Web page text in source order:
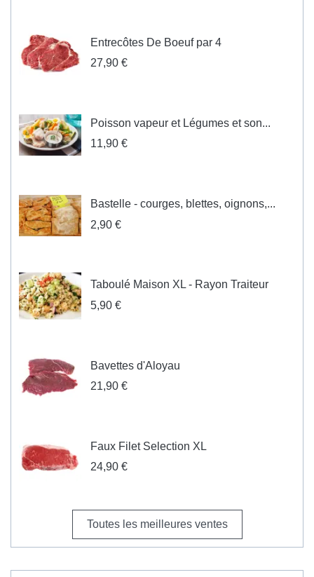
Entrecôtes De Boeuf par 4
27,90 €
Poisson vapeur et Légumes et son...
11,90 €
Bastelle - courges, blettes, oignons,...
2,90 €
Taboulé Maison XL - Rayon Traiteur
5,90 €
Bavettes d'Aloyau
21,90 €
Faux Filet Selection XL
24,90 €
Toutes les meilleures ventes